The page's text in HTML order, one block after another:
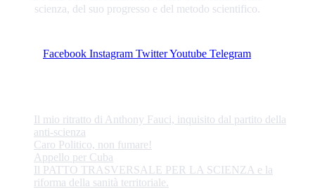
scienza, del suo progresso e del metodo scientifico.
Facebook Instagram TwitterYoutube Telegram
Il mio ritratto di Anthony Fauci, inquisito dal partito della
anti-scienza
Caro Politico, non fumare!
Appello per Cuba
Il PATTO TRASVERSALE PER LA SCIENZA e la
riforma della sanità territoriale.